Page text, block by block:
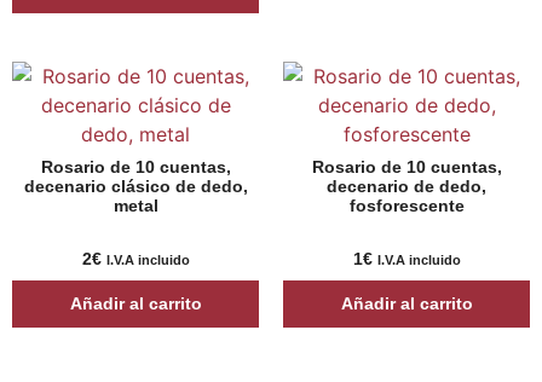
Rosario de 10 cuentas,
decenario clásico de dedo,
metal
2€ I.V.A incluido
Añadir al carrito
Rosario de 10 cuentas,
decenario de dedo,
fosforescente
1€ I.V.A incluido
Añadir al carrito